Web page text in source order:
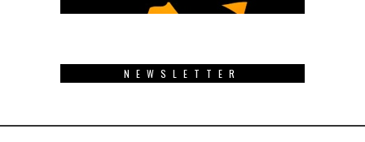
NEWSLETTER